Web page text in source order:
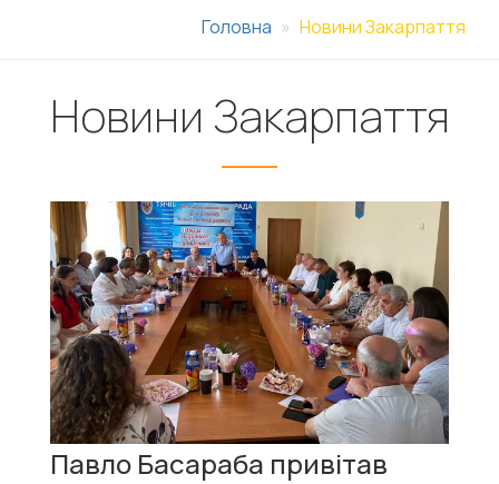
X
Головна Новини Закарпаття
Новини Закарпаття
Павло Басараба привітав